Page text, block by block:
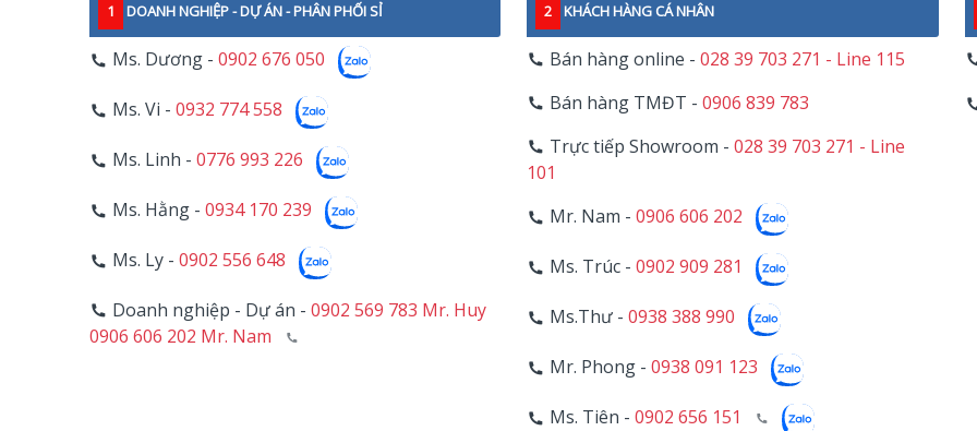
1 DOANH NGHIỆP - DỰ ÁN - PHÂN PHỐI SỈ
Ms. Dương - 0902 676 050
Ms. Vi - 0932 774 558
Ms. Linh - 0776 993 226
Ms. Hằng - 0934 170 239
Ms. Ly - 0902 556 648
Doanh nghiệp - Dự án - 0902 569 783 Mr. Huy
0906 606 202 Mr. Nam
2 KHÁCH HÀNG CÁ NHÂN
Bán hàng online -028 39 703 271 - Line 115
Bán hàng TMĐT -0906 839 783
Trực tiếp Showroom -028 39 703 271 - Line
101
Mr. Nam -0906 606 202
Ms. Trúc -0902 909 281
Ms.Thư -0938 388 990
Mr. Phong -0938 091 123
Ms. Tiên -0902 656 151